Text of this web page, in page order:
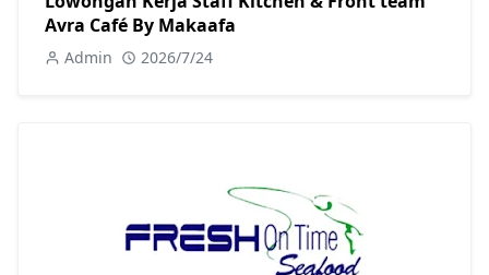
Avra Café By Makaafa
Admin 2026/7/24